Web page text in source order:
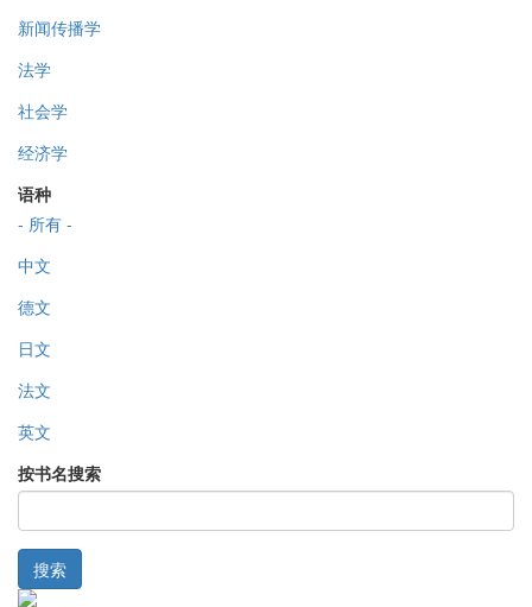
新闻传播学
法学
社会学
经济学
语种
- 所有 -
中文
德文
日文
法文
英文
按书名搜索
搜索